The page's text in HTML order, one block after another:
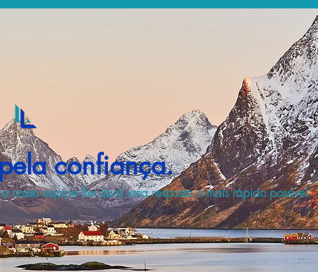
confiança.
nossa equipe lhe dará uma resposta o mais rápido possível.